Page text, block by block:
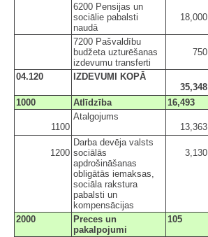
6200 Pensijas un
sociālie pabalsti
naudā
18,000
7200 Pašvaldību
budžeta uzturēšanas
izdevumu transferti
750
04.120
IZDEVUMI KOPĀ
35,348
1000
Atlīdzība 16,493
1100
Atalgojums
13,363
1200
Darba devēja valsts
sociālās
apdrošināšanas
obligātās iemaksas,
sociāla rakstura
pabalsti un
kompensācijas
3,130
2000
Preces un
pakalpojumi
105